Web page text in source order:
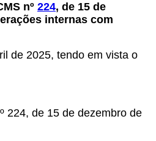
nº 224, de 15 de
internas com
de 2025, tendo em vista o
224, de 15 de dezembro de